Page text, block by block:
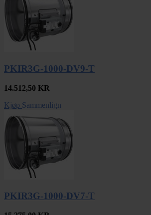
PKIR3G-1000-DV9-T
14.512,50 KR
Kjøp Sammenlign
PKIR3G-1000-DV7-T